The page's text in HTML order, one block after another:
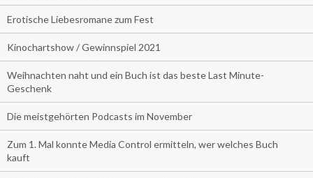
Erotische Liebesromane zum Fest
Kinochartshow / Gewinnspiel 2021
Weihnachten naht und ein Buch ist das beste Last Minute-
Geschenk
Die meistgehörten Podcasts im November
Zum 1. Mal konnte Media Control ermitteln, wer welches Buch
kauft